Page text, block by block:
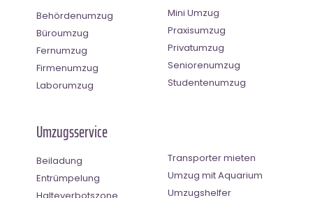
Behördenumzug
Büroumzug
Fernumzug
Firmenumzug
Laborumzug
Mini Umzug
Praxisumzug
Privatumzug
Seniorenumzug
Studentenumzug
Umzugsservice
Beiladung
Entrümpelung
Halteverbotszone
Transporter mieten
Umzug mit Aquarium
Umzugshelfer